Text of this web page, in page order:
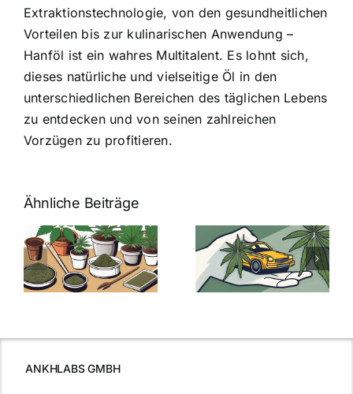
Extraktionstechnologie, von den gesundheitlichen
Vorteilen bis zur kulinarischen Anwendung –
Hanföl ist ein wahres Multitalent. Es lohnt sich,
dieses natürliche und vielseitige Öl in den
unterschiedlichen Bereichen des täglichen Lebens
zu entdecken und von seinen zahlreichen
Vorzügen zu profitieren.
Ähnliche Beiträge
Neue THC-
Grenzwert-
Regelung:
Was Sie über
Cannabis und
müssen
Cannabis
Samen
kaufen: Alles
was Sie
ANKHLABS GMBH